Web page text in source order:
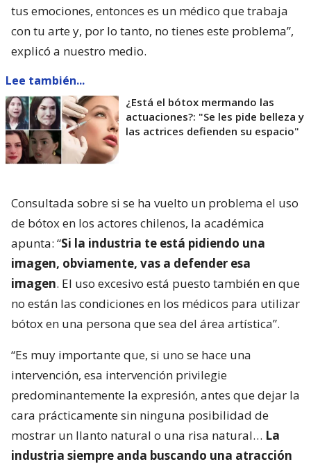
tus emociones, entonces es un médico que trabaja
con tu arte y, por lo tanto, no tienes este problema”,
explicó a nuestro medio.
Lee también...
¿Está el bótox mermando las
actuaciones?: "Se les pide belleza y
las actrices defienden su espacio"
Consultada sobre si se ha vuelto un problema el uso
de bótox en los actores chilenos, la académica
apunta: “Si la industria te está pidiendo una
imagen, obviamente, vas a defender esa
imagen. El uso excesivo está puesto también en que
no están las condiciones en los médicos para utilizar
bótox en una persona que sea del área artística”.
“Es muy importante que, si uno se hace una
intervención, esa intervención privilegie
predominantemente la expresión, antes que dejar la
cara prácticamente sin ninguna posibilidad de
mostrar un llanto natural o una risa natural… La
industria siempre anda buscando una atracción